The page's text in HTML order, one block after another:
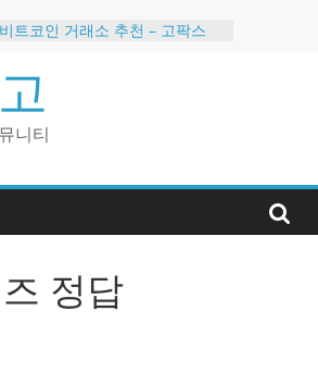
트코인 거래소 추천 – 고팍스
력히 추천하는 은행 멤버십 현
크
인 거래소 추천 순위 BEST 2
니티
정답